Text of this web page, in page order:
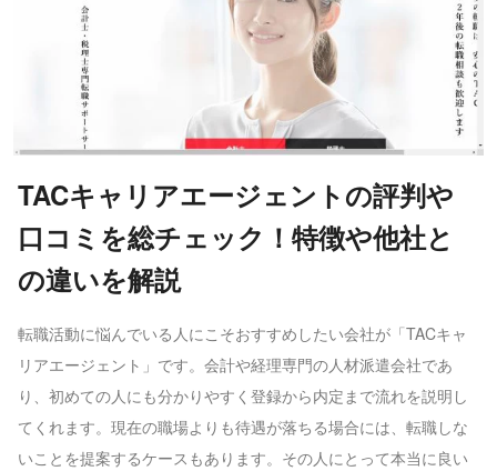
TACキャリアエージェントの評判や
口コミを総チェック！特徴や他社と
の違いを解説
転職活動に悩んでいる人にこそおすすめしたい会社が「TACキャ
リアエージェント」です。会計や経理専門の人材派遣会社であ
り、初めての人にも分かりやすく登録から内定まで流れを説明し
てくれます。現在の職場よりも待遇が落ちる場合には、転職しな
いことを提案するケースもあります。その人にとって本当に良い